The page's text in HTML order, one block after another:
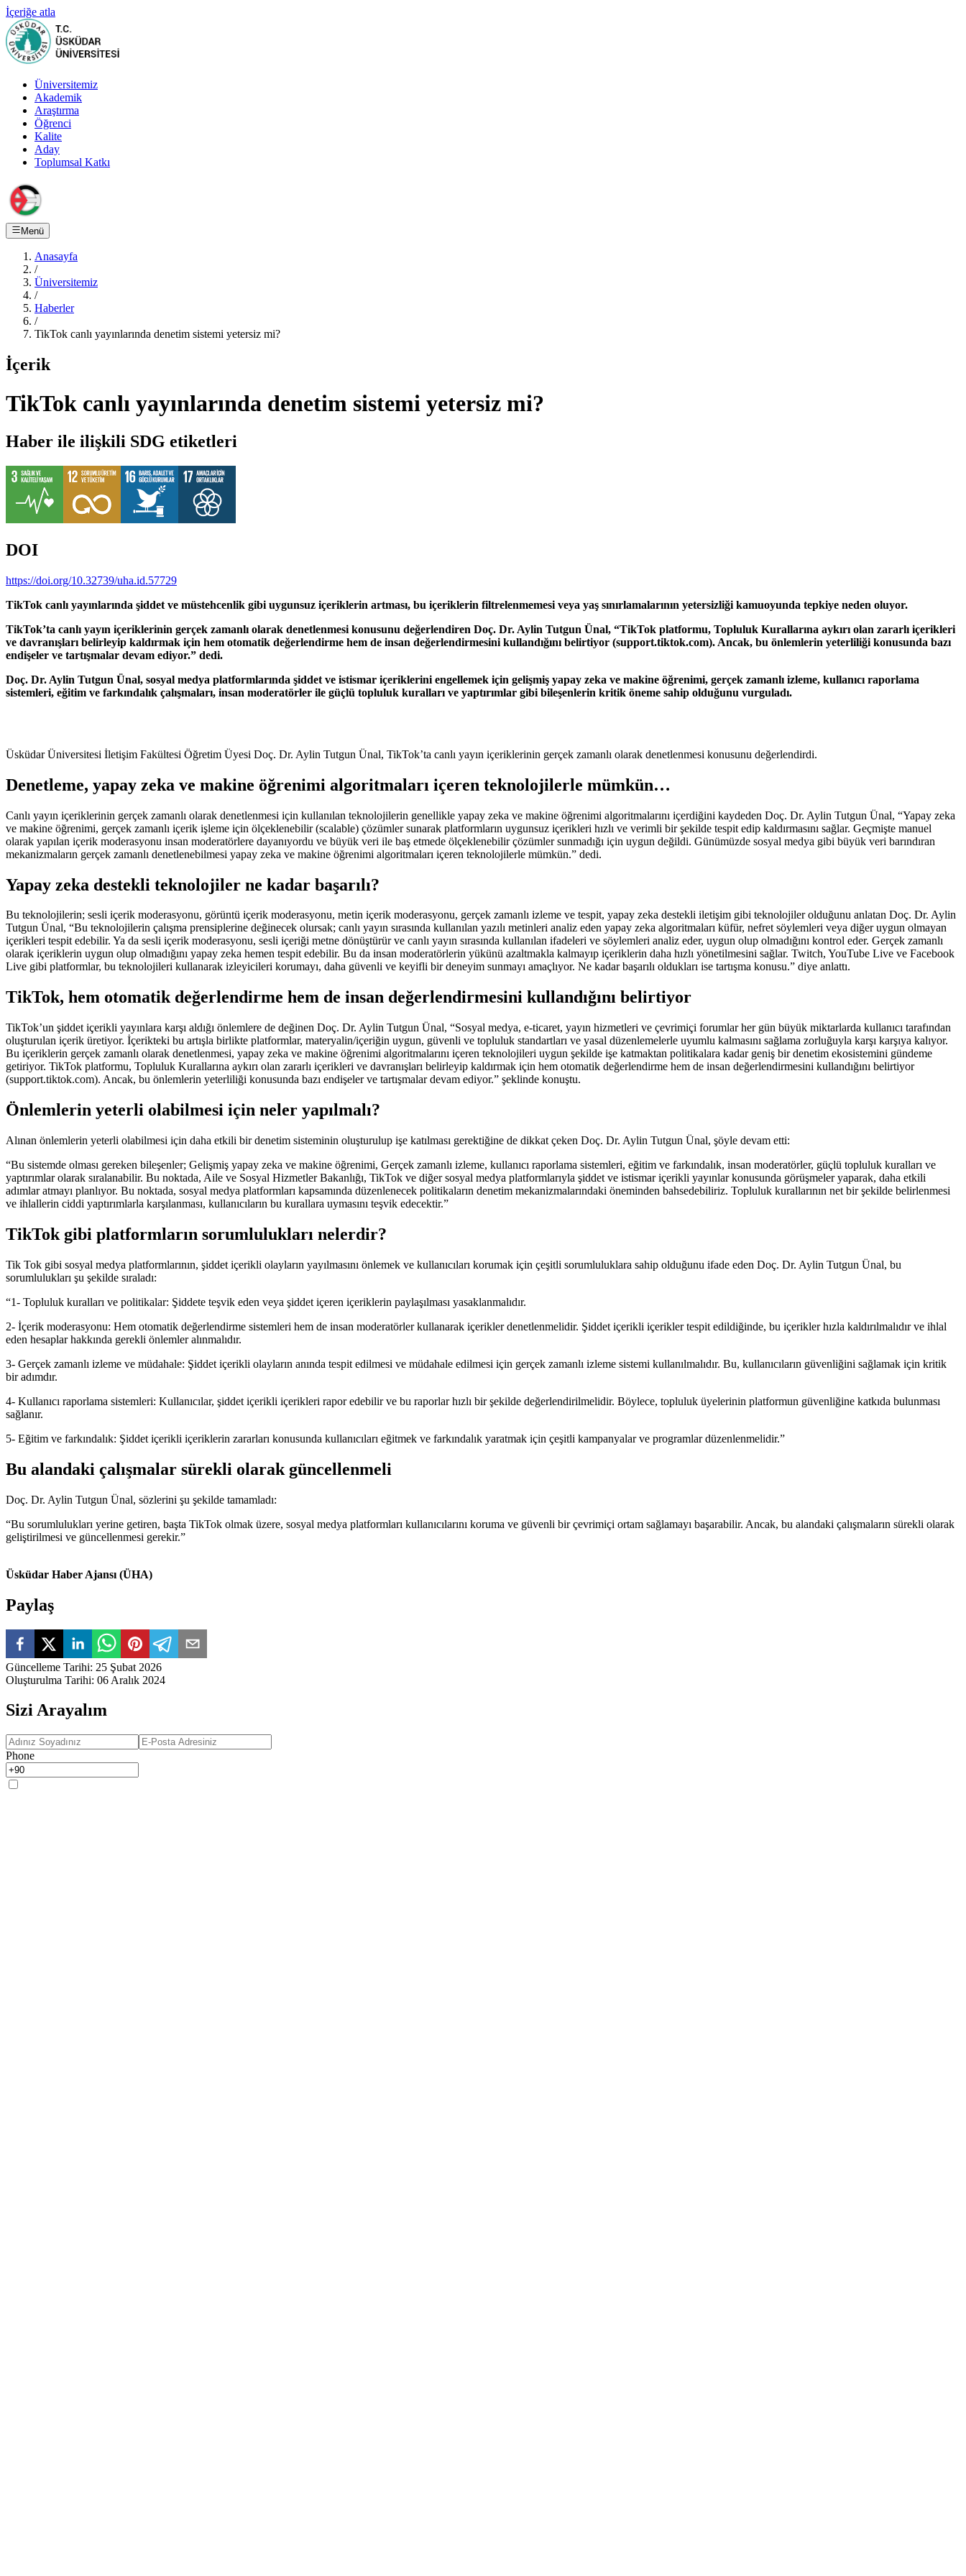
İçeriğe atla
Üniversitemiz
Akademik
Araştırma
Öğrenci
Kalite
Aday
Toplumsal Katkı
Menü
Anasayfa
/
Üniversitemiz
/
Haberler
/
TikTok canlı yayınlarında denetim sistemi yetersiz mi?
İçerik
TikTok canlı yayınlarında denetim sistemi yetersiz mi?
Haber ile ilişkili SDG etiketleri
DOI
https://doi.org/10.32739/uha.id.57729
TikTok canlı yayınlarında şiddet ve müstehcenlik gibi uygunsuz içeriklerin artması, bu içeriklerin filtrelenmemesi veya yaş sınırlamalarının yetersizliği kamuoyunda tepkiye neden oluyor.
TikTok’ta canlı yayın içeriklerinin gerçek zamanlı olarak denetlenmesi konusunu değerlendiren Doç. Dr. Aylin Tutgun Ünal, “TikTok platformu, Topluluk Kurallarına aykırı olan zararlı içerikleri
ve davranışları belirleyip kaldırmak için hem otomatik değerlendirme hem de insan değerlendirmesini kullandığını belirtiyor (support.tiktok.com). Ancak, bu önlemlerin yeterliliği konusunda bazı
endişeler ve tartışmalar devam ediyor.” dedi.
Doç. Dr. Aylin Tutgun Ünal, sosyal medya platformlarında şiddet ve istismar içeriklerini engellemek için gelişmiş yapay zeka ve makine öğrenimi, gerçek zamanlı izleme, kullanıcı raporlama
sistemleri, eğitim ve farkındalık çalışmaları, insan moderatörler ile güçlü topluluk kuralları ve yaptırımlar gibi bileşenlerin kritik öneme sahip olduğunu vurguladı.
Üsküdar Üniversitesi İletişim Fakültesi Öğretim Üyesi Doç. Dr. Aylin Tutgun Ünal, TikTok’ta canlı yayın içeriklerinin gerçek zamanlı olarak denetlenmesi konusunu değerlendirdi.
Denetleme, yapay zeka ve makine öğrenimi algoritmaları içeren teknolojilerle mümkün…
Canlı yayın içeriklerinin gerçek zamanlı olarak denetlenmesi için kullanılan teknolojilerin genellikle yapay zeka ve makine öğrenimi algoritmalarını içerdiğini kaydeden Doç. Dr. Aylin Tutgun Ünal, “Yapay zeka
ve makine öğrenimi, gerçek zamanlı içerik işleme için ölçeklenebilir (scalable) çözümler sunarak platformların uygunsuz içerikleri hızlı ve verimli bir şekilde tespit edip kaldırmasını sağlar. Geçmişte manuel
olarak yapılan içerik moderasyonu insan moderatörlere dayanıyordu ve büyük veri ile baş etmede ölçeklenebilir çözümler sunmadığı için uygun değildi. Günümüzde sosyal medya gibi büyük veri barındıran
mekanizmaların gerçek zamanlı denetlenebilmesi yapay zeka ve makine öğrenimi algoritmaları içeren teknolojilerle mümkün.” dedi.
Yapay zeka destekli teknolojiler ne kadar başarılı?
Bu teknolojilerin; sesli içerik moderasyonu, görüntü içerik moderasyonu, metin içerik moderasyonu, gerçek zamanlı izleme ve tespit, yapay zeka destekli iletişim gibi teknolojiler olduğunu anlatan Doç. Dr. Aylin
Tutgun Ünal, “Bu teknolojilerin çalışma prensiplerine değinecek olursak; canlı yayın sırasında kullanılan yazılı metinleri analiz eden yapay zeka algoritmaları küfür, nefret söylemleri veya diğer uygun olmayan
içerikleri tespit edebilir. Ya da sesli içerik moderasyonu, sesli içeriği metne dönüştürür ve canlı yayın sırasında kullanılan ifadeleri ve söylemleri analiz eder, uygun olup olmadığını kontrol eder. Gerçek zamanlı
olarak içeriklerin uygun olup olmadığını yapay zeka hemen tespit edebilir. Bu da insan moderatörlerin yükünü azaltmakla kalmayıp içeriklerin daha hızlı yönetilmesini sağlar. Twitch, YouTube Live ve Facebook
Live gibi platformlar, bu teknolojileri kullanarak izleyicileri korumayı, daha güvenli ve keyifli bir deneyim sunmayı amaçlıyor. Ne kadar başarılı oldukları ise tartışma konusu.” diye anlattı.
TikTok, hem otomatik değerlendirme hem de insan değerlendirmesini kullandığını belirtiyor
TikTok’un şiddet içerikli yayınlara karşı aldığı önlemlere de değinen Doç. Dr. Aylin Tutgun Ünal, “Sosyal medya, e-ticaret, yayın hizmetleri ve çevrimiçi forumlar her gün büyük miktarlarda kullanıcı tarafından
oluşturulan içerik üretiyor. İçerikteki bu artışla birlikte platformlar, materyalin/içeriğin uygun, güvenli ve topluluk standartları ve yasal düzenlemelerle uyumlu kalmasını sağlama zorluğuyla karşı karşıya kalıyor.
Bu içeriklerin gerçek zamanlı olarak denetlenmesi, yapay zeka ve makine öğrenimi algoritmalarını içeren teknolojileri uygun şekilde işe katmaktan politikalara kadar geniş bir denetim ekosistemini gündeme
getiriyor. TikTok platformu, Topluluk Kurallarına aykırı olan zararlı içerikleri ve davranışları belirleyip kaldırmak için hem otomatik değerlendirme hem de insan değerlendirmesini kullandığını belirtiyor
(support.tiktok.com). Ancak, bu önlemlerin yeterliliği konusunda bazı endişeler ve tartışmalar devam ediyor.” şeklinde konuştu.
Önlemlerin yeterli olabilmesi için neler yapılmalı?
Alınan önlemlerin yeterli olabilmesi için daha etkili bir denetim sisteminin oluşturulup işe katılması gerektiğine de dikkat çeken Doç. Dr. Aylin Tutgun Ünal, şöyle devam etti:
“Bu sistemde olması gereken bileşenler; Gelişmiş yapay zeka ve makine öğrenimi, Gerçek zamanlı izleme, kullanıcı raporlama sistemleri, eğitim ve farkındalık, insan moderatörler, güçlü topluluk kuralları ve
yaptırımlar olarak sıralanabilir. Bu noktada, Aile ve Sosyal Hizmetler Bakanlığı, TikTok ve diğer sosyal medya platformlarıyla şiddet ve istismar içerikli yayınlar konusunda görüşmeler yaparak, daha etkili
adımlar atmayı planlıyor. Bu noktada, sosyal medya platformları kapsamında düzenlenecek politikaların denetim mekanizmalarındaki öneminden bahsedebiliriz. Topluluk kurallarının net bir şekilde belirlenmesi
ve ihlallerin ciddi yaptırımlarla karşılanması, kullanıcıların bu kurallara uymasını teşvik edecektir.”
TikTok gibi platformların sorumlulukları nelerdir?
Tik Tok gibi sosyal medya platformlarının, şiddet içerikli olayların yayılmasını önlemek ve kullanıcıları korumak için çeşitli sorumluluklara sahip olduğunu ifade eden Doç. Dr. Aylin Tutgun Ünal, bu
sorumlulukları şu şekilde sıraladı:
“1- Topluluk kuralları ve politikalar: Şiddete teşvik eden veya şiddet içeren içeriklerin paylaşılması yasaklanmalıdır.
2- İçerik moderasyonu: Hem otomatik değerlendirme sistemleri hem de insan moderatörler kullanarak içerikler denetlenmelidir. Şiddet içerikli içerikler tespit edildiğinde, bu içerikler hızla kaldırılmalıdır ve ihlal
eden hesaplar hakkında gerekli önlemler alınmalıdır.
3- Gerçek zamanlı izleme ve müdahale: Şiddet içerikli olayların anında tespit edilmesi ve müdahale edilmesi için gerçek zamanlı izleme sistemi kullanılmalıdır. Bu, kullanıcıların güvenliğini sağlamak için kritik
bir adımdır.
4- Kullanıcı raporlama sistemleri: Kullanıcılar, şiddet içerikli içerikleri rapor edebilir ve bu raporlar hızlı bir şekilde değerlendirilmelidir. Böylece, topluluk üyelerinin platformun güvenliğine katkıda bulunması
sağlanır.
5- Eğitim ve farkındalık: Şiddet içerikli içeriklerin zararları konusunda kullanıcıları eğitmek ve farkındalık yaratmak için çeşitli kampanyalar ve programlar düzenlenmelidir.”
Bu alandaki çalışmalar sürekli olarak güncellenmeli
Doç. Dr. Aylin Tutgun Ünal, sözlerini şu şekilde tamamladı:
“Bu sorumlulukları yerine getiren, başta TikTok olmak üzere, sosyal medya platformları kullanıcılarını koruma ve güvenli bir çevrimiçi ortam sağlamayı başarabilir. Ancak, bu alandaki çalışmaların sürekli olarak
geliştirilmesi ve güncellenmesi gerekir.”
Üsküdar Haber Ajansı (ÜHA)
Paylaş
Güncelleme Tarihi: 25 Şubat 2026
Oluşturulma Tarihi: 06 Aralık 2024
Sizi Arayalım
Phone